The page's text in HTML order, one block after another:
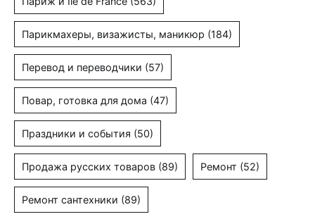
Парикмахеры, визажисты, маникюр (184)
Перевод и переводчики (57)
Повар, готовка для дома (47)
Праздники и события (50)
Продажа русских товаров (89) Ремонт (52)
Ремонт сантехники (89)